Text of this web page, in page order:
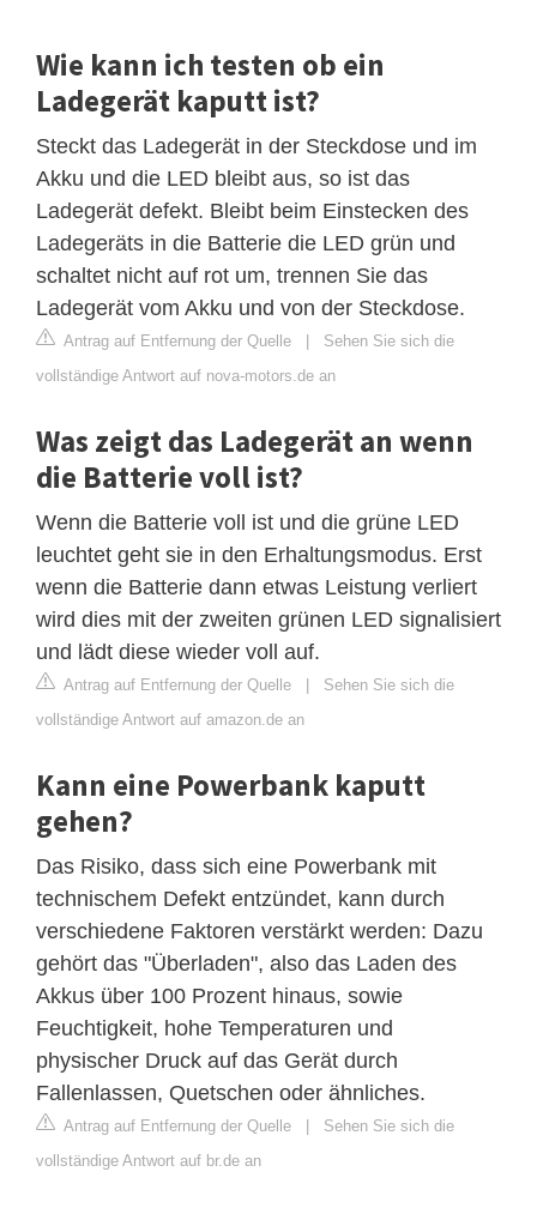
Wie kann ich testen ob ein
Ladegerät kaputt ist?
Steckt das Ladegerät in der Steckdose und im
Akku und die LED bleibt aus, so ist das
Ladegerät defekt. Bleibt beim Einstecken des
Ladegeräts in die Batterie die LED grün und
schaltet nicht auf rot um, trennen Sie das
Ladegerät vom Akku und von der Steckdose.
Antrag auf Entfernung der Quelle | Sehen Sie sich die
vollständige Antwort auf nova-motors.de an
Was zeigt das Ladegerät an wenn
die Batterie voll ist?
Wenn die Batterie voll ist und die grüne LED
leuchtet geht sie in den Erhaltungsmodus. Erst
wenn die Batterie dann etwas Leistung verliert
wird dies mit der zweiten grünen LED signalisiert
und lädt diese wieder voll auf.
Antrag auf Entfernung der Quelle | Sehen Sie sich die
vollständige Antwort auf amazon.de an
Kann eine Powerbank kaputt
gehen?
Das Risiko, dass sich eine Powerbank mit
technischem Defekt entzündet, kann durch
verschiedene Faktoren verstärkt werden: Dazu
gehört das "Überladen", also das Laden des
Akkus über 100 Prozent hinaus, sowie
Feuchtigkeit, hohe Temperaturen und
physischer Druck auf das Gerät durch
Fallenlassen, Quetschen oder ähnliches.
Antrag auf Entfernung der Quelle | Sehen Sie sich die
vollständige Antwort auf br.de an